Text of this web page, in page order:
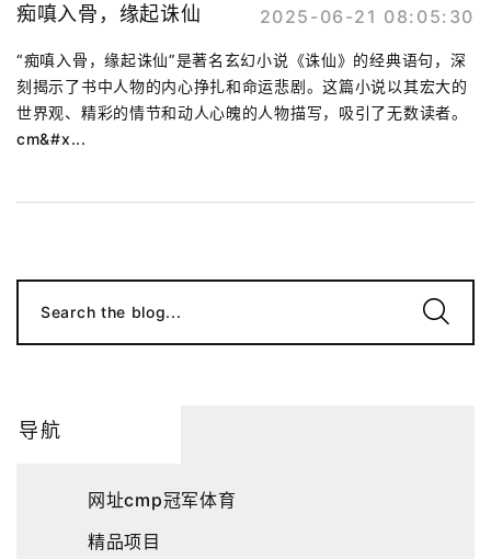
痴嗔入骨，缘起诛仙 2025-06-21 08:05:30
“痴嗔入骨，缘起诛仙”是著名玄幻小说《诛仙》的经典语句，深
刻揭示了书中人物的内心挣扎和命运悲剧。这篇小说以其宏大的
世界观、精彩的情节和动人心魄的人物描写，吸引了无数读者。
cm&#x...
Search the blog...
导航
网址cmp冠军体育
精品项目